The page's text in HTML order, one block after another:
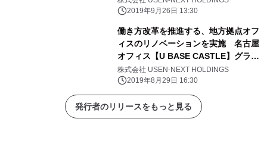
2019年9月26日 13:30
働き方改革を推進する、地方拠点オフ
ィスのリノベーションを実施 名古屋
オフィス【U BASE CASTLE】グラン
ドオープン
株式会社 USEN-NEXT HOLDINGS
2019年8月29日 16:30
発行者のリリースをもっと見る